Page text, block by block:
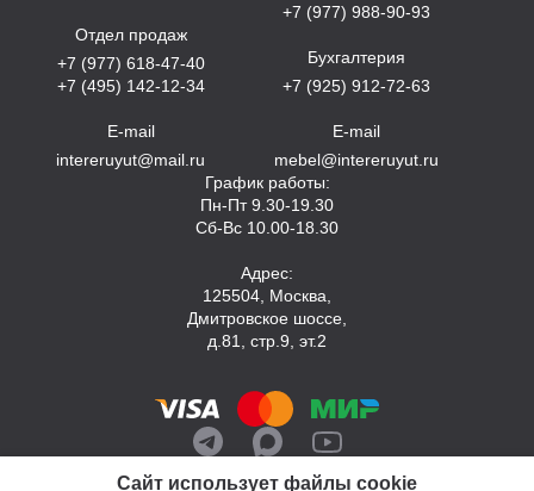
Сайт использует файлы cookie
Отдел продаж
+7 (977) 618-47-40
+7 (495) 142-12-34
E-mail
intereruyut@mail.ru
+7 (977) 988-90-93
Бухгалтерия
+7 (925) 912-72-63
E-mail
mebel@intereruyut.ru
График работы:
Пн-Пт 9.30-19.30
Сб-Вс 10.00-18.30
Адрес:
125504, Москва,
Дмитровское шоссе,
д.81, стр.9, эт.2